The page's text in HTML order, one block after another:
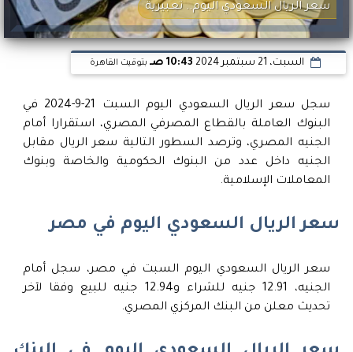
سعر الريال السعودي اليوم.. تعبيرية
السبت، 21 سبتمبر 2024 10:43 صـ بتوقيت القاهرة
سجل سعر الريال السعودي اليوم السبت 21-9-2024 في
البنوك العاملة بالقطاع المصرفي المصري، استقرارا أمام
الجنيه المصري، وترصد السطور التالية سعر الريال مقابل
الجنيه داخل عدد من البنوك الحكومية والخاصة وبنوك
المعاملات الإسلامية.
سعر الريال السعودي اليوم في مصر
سعر الريال السعودي اليوم السبت في مصر، سجل أمام
الجنيه، 12.91 جنيه للشراء و12.94 جنيه للبيع وفقا لآخر
تحديث معلن من البنك المركزي المصري.